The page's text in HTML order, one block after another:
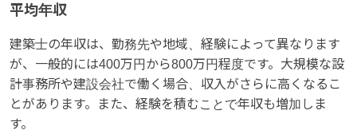
平均年収
建築士の年収は、勤務先や地域、経験によって異なります
が、一般的には400万円から800万円程度です。大規模な設
計事務所や建設会社で働く場合、収入がさらに高くなるこ
とがあります。また、経験を積むことで年収も増加しま
す。